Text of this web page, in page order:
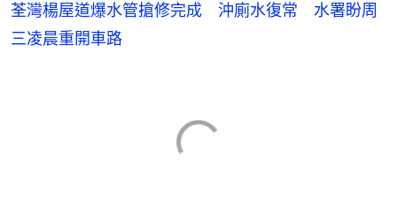
荃灣楊屋道爆水管搶修完成 沖廁水復常 水署盼周
三凌晨重開車路